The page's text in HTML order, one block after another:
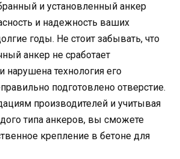
и установленный анкер
и надежность ваших
годы. Не стоит забывать, что
анкер не сработает
нарушена технология его
подготовлено отверстие.
производителей и учитывая
типа анкеров, вы сможете
крепление в бетоне для